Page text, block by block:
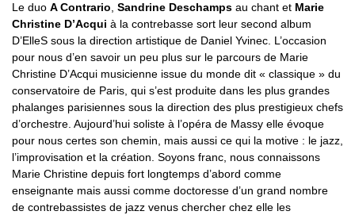
Le duo A Contrario Sandrine Deschamps au chant et Marie
Christine D’Acqui à la contrebasse sort leur second album
D’ElleS sous la direction artistique de Daniel Yvinec. L’occasion
pour nous d’en savoir un peu plus sur le parcours de Marie
Christine D’Acqui musicienne issue du monde dit « classique » du
conservatoire de Paris, qui s’est produite dans les plus grandes
phalanges parisiennes sous la direction des plus prestigieux chefs
d’orchestre. Aujourd’hui soliste à l’opéra de Massy elle évoque
pour nous certes son chemin, mais aussi ce qui la motive : le jazz,
l’improvisation et la création. Soyons franc, nous connaissons
Marie Christine depuis fort longtemps d’abord comme
enseignante mais aussi comme doctoresse d’un grand nombre
de contrebassistes de jazz venus chercher chez elle les